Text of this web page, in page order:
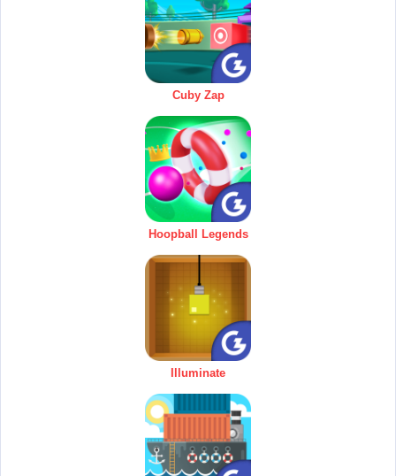
Cuby Zap
Hoopball Legends
Illuminate